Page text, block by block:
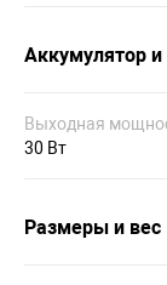
Аккумулятор и
Выходная
30 Вт
Размеры и вес